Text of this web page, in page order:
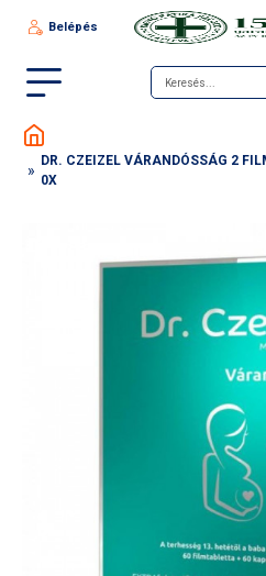
Belépés
DR. CZEIZEL VÁRANDÓSSÁG 2
0X